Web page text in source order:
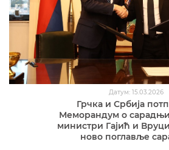
Датум: 15.03.2026
Грчка и Србија
Меморандум о сарадњи
министри Гајић и
ново поглавље